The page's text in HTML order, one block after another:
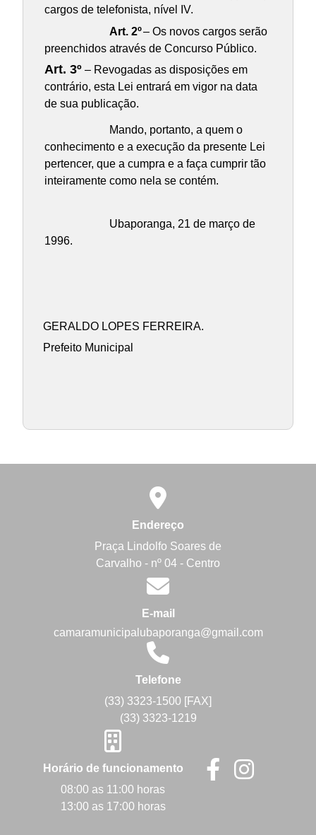
cargos de telefonista, nível IV.
Art. 2º– Os novos cargos serão
preenchidos através de Concurso Público.
Art. 3º– Revogadas as disposições em
contrário, esta Lei entrará em vigor na data
de sua publicação.
Mando, portanto, a quem o
conhecimento e a execução da presente Lei
pertencer, que a cumpra e a faça cumprir tão
inteiramente como nela se contém.
Ubaporanga, 21 de março de
1996.
GERALDO LOPES FERREIRA.
Prefeito Municipal
Endereço
Praça Lindolfo Soares de
Carvalho - nº 04 - Centro
E-mail
camaramunicipalubaporanga@gmail.com
Telefone
(33) 3323-1500 [FAX]
(33) 3323-1219
Horário de funcionamento
08:00 as 11:00 horas
13:00 as 17:00 horas